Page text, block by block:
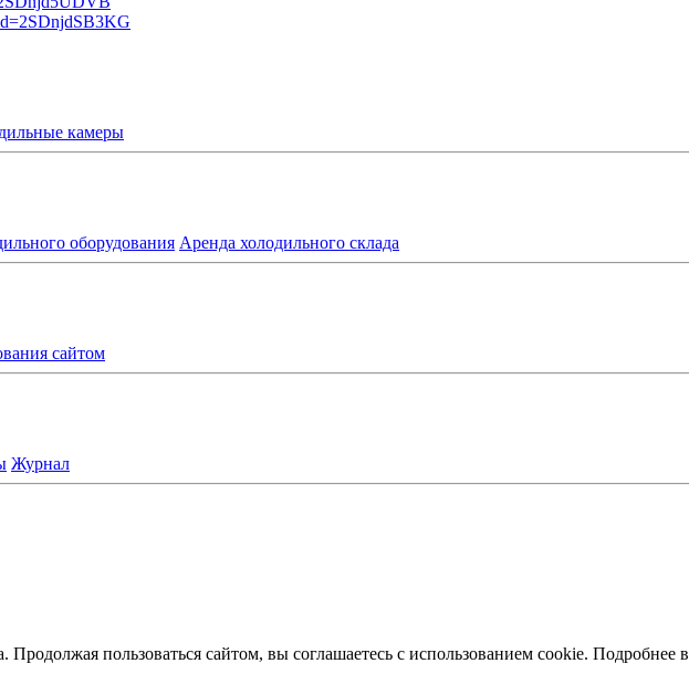
камеры
оборудования Аренда холодильного склада
сайтом
Журнал
пользоваться сайтом, вы соглашаетесь с использованием cookie. Подробнее в